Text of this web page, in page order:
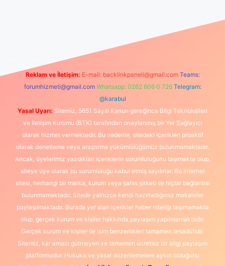
Reklam ve İletişim: E-mail: backlinkpaneli@gmail.com Teams:
forumhizmeti@gmail.com Whatsapp: 0262 606 0 726 Telegram:
@karabul
Yasal Uyarı: Sitemiz, 5651 Sayılı Kanun gereğince Bilgi Teknolojileri
ve İletişim Kurumu (BTK) tarafından onaylanmış bir Yer Sağlayıcı
olarak hizmet vermektedir. Bu nedenle, sitedeki içerikleri proaktif
olarak denetleme veya araştırma yükümlülüğümüz bulunmamaktadır.
Ancak, üyelerimiz yazdıkları içeriklerin sorumluluğunu taşımakta olup,
siteye üye olarak bu sorumluluğu kabul etmiş sayılırlar. Bu internet
sitesi, herhangi bir marka, kurum veya şahıs şirketi ile hiçbir bağlantısı
bulunmamaktadır. Sitede yalnızca kendi hazırladığımız makaleler
paylaşılmaktadır. Burada yer alan içerikler haber niteliği taşımamakta
olup, gerçek kurum ve kişiler hakkında paylaşım yapılmamaktadır.
Gerçek kurum ve kişiler ile isim benzerlikleri tamamen tesadüfidir.
Sitemiz, kar amacı gütmeyen ve tamamen ücretsiz bir bilgi paylaşım
platformudur. Hukuka ve yasal düzenlemelere aykırı olduğunu